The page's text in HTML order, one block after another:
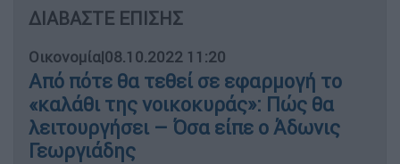
ΔΙΑΒΑΣΤΕ ΕΠΙΣΗΣ
Οικονομία|08.10.2022 11:20
Από πότε θα τεθεί σε εφαρμογή το
«καλάθι της νοικοκυράς»: Πώς θα
λειτουργήσει – Όσα είπε ο Άδωνις
Γεωργιάδης